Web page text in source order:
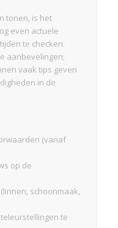
tonen, is het
even actuele
te checken.
aanbevelingen;
vaak tips geven
in de
(vanaf
op de
schoonmaak,
te